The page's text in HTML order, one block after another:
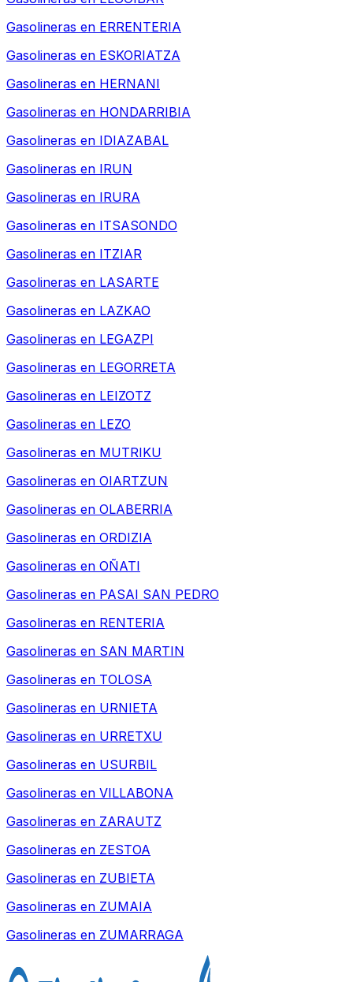
Gasolineras en ERRENTERIA
Gasolineras en ESKORIATZA
Gasolineras en HERNANI
Gasolineras en HONDARRIBIA
Gasolineras en IDIAZABAL
Gasolineras en IRUN
Gasolineras en IRURA
Gasolineras en ITSASONDO
Gasolineras en ITZIAR
Gasolineras en LASARTE
Gasolineras en LAZKAO
Gasolineras en LEGAZPI
Gasolineras en LEGORRETA
Gasolineras en LEIZOTZ
Gasolineras en LEZO
Gasolineras en MUTRIKU
Gasolineras en OIARTZUN
Gasolineras en OLABERRIA
Gasolineras en ORDIZIA
Gasolineras en OÑATI
Gasolineras en PASAI SAN PEDRO
Gasolineras en RENTERIA
Gasolineras en SAN MARTIN
Gasolineras en TOLOSA
Gasolineras en URNIETA
Gasolineras en URRETXU
Gasolineras en USURBIL
Gasolineras en VILLABONA
Gasolineras en ZARAUTZ
Gasolineras en ZESTOA
Gasolineras en ZUBIETA
Gasolineras en ZUMAIA
Gasolineras en ZUMARRAGA